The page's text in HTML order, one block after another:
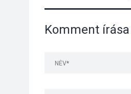
Komment írása